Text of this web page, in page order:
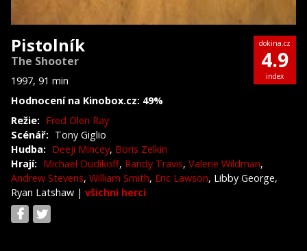
Pistolník
The Shooter
1997, 91 min
Hodnocení na Kinobox.cz: 49%
dokina.cz
4.9
index
Režie: Fred Olen Ray
Scénář: Tony Giglio
Hudba: Deeji Mincey, Boris Zelkin
Hrají: Michael Dudikoff, Randy Travis, Valerie Wildman,
Andrew Stevens, William Smith, Eric Lawson, Libby George,
Ryan Latshaw | všichni herci